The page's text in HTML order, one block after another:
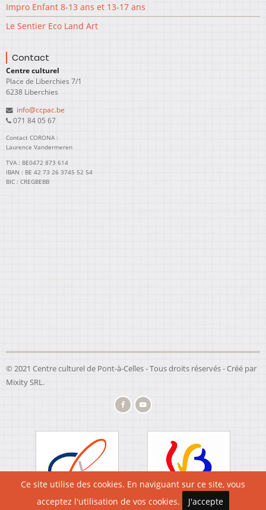
Impro Enfant 8-13 ans et 13-17 ans
Le Sentier Eco Land Art
Contact
Centre culturel
Place de Liberchies 7/1
6238 Liberchies
info@ccpac.be
071 84 05 67
Contact CORONA :
Laurence Vandermeren
TVA : BE0472 873 614
IBAN : BE 42 73 26 3745 52 54
BIC : CREGBEBB
© 2021 Centre culturel de Pont-à-Celles - Tous droits réservés - Créé par
Mixity SRL.
Ce site utilise des cookies. En naviguant sur ce site, vous
acceptez l'utilisation de vos cookies.
J'accepte